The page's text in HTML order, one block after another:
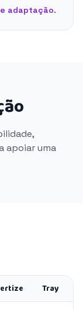
adaptação.
apoiar uma
Tray